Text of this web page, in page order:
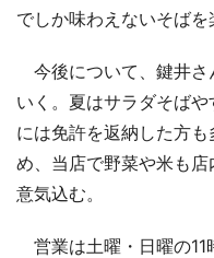
でしか味わえないそばを
今後について、鍵井さ
いく。夏はサラダそば
には免許を返納した方
め、当店で野菜や米も
意気込む。
営業は土曜・日曜の11